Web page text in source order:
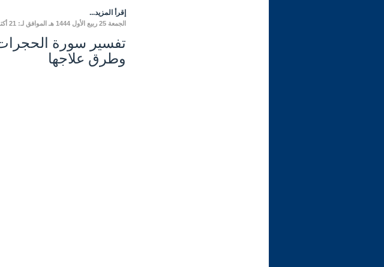
إقرأ المزيد...
الجمعة 25 ربيع الأول 1444 هـ الموافق لـ: 21 أكتوبر 2022 16:43
وطرق علاجها